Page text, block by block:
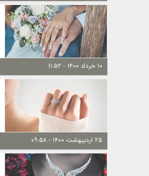
۱۰ خرداد ۱۴۰۰ - ۱۱:۵۲
۲۵ اردیبهشت ۱۴۰۰ - ۰۹:۵۸